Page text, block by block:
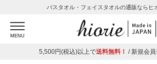
バスタオル・フェイスタオルの通販ならヒ
MENU
5,500円(税込)以上で送料無料！ / 新規会